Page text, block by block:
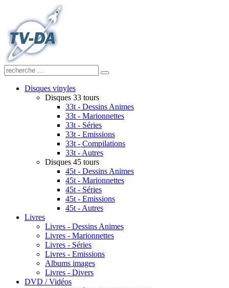
Disques vinyles
Disques 33 tours
33t - Dessins Animes
33t - Marionnettes
33t - Séries
33t - Emissions
33t - Compilations
33t - Autres
Disques 45 tours
45t - Dessins Animes
45t - Marionnettes
45t - Séries
45t - Emissions
45t - Autres
Livres
Livres - Dessins Animes
Livres - Marionnettes
Livres - Séries
Livres - Emissions
Albums images
Livres - Divers
DVD / Vidéos